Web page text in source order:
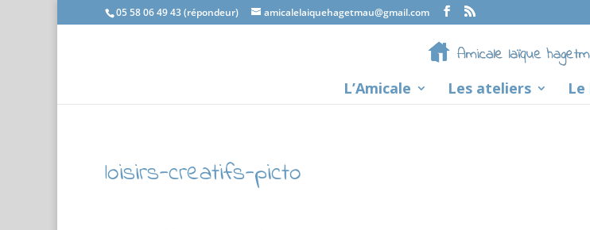
05 58 06 49 43 (répondeur) amicalelaiquehagetmau@gmail.com
L’Amicale Les ateliers Le
loisirs-creatifs-picto